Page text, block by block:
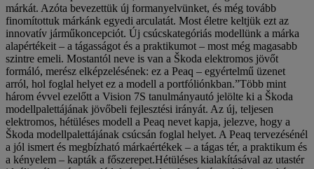
márkát. Azóta bevezettük új formanyelvünket, és még tovább
finomítottuk márkánk egyedi arculatát. Most életre keltjük ezt az
innovatív járműkoncepciót. Új csúcskategóriás modellünk a márka
alapértékeit – a tágasságot és a praktikumot – most még magasabb
szintre emeli. Mostantól neve is van a Škoda elektromos jövőt
formáló, merész elképzelésének: ez a Peaq – egyértelmű üzenet
arról, hol foglal helyet ez a modell a portfóliónkban.”Több mint
három évvel ezelőtt a Vision 7S tanulmányautó jelölte ki a Škoda
modellpalettájának jövőbeli fejlesztési irányát. Az új, teljesen
elektromos, hétüléses modell a Peaq nevet kapja, jelezve, hogy a
Škoda modellpalettájának csúcsán foglal helyet. A Peaq tervezésénél
a jól ismert és megbízható márkaértékek – a tágas tér, a praktikum és
a kényelem – kapták a főszerepet.Hétüléses kialakításával az utastér